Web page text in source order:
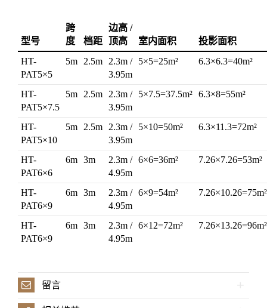
型号
跨
度
档距
边高 /
顶高
室内面积
投影面积
HT-
PAT5×5
5m 2.5m
2.3m /
3.95m
5×5=25m² 6.3×6.3=40m²
HT-
PAT5×7.5
5m 2.5m
2.3m /
3.95m
5×7.5=37.5m² 6.3×8=55m²
HT-
PAT5×10
5m 2.5m
2.3m /
3.95m
5×10=50m² 6.3×11.3=72m²
HT-
PAT6×6
6m 3m
2.3m /
4.95m
6×6=36m² 7.26×7.26=53m²
HT-
PAT6×9
6m 3m
2.3m /
4.95m
6×9=54m² 7.26×10.26=75m²
HT-
PAT6×9
6m 3m
2.3m /
4.95m
6×12=72m² 7.26×13.26=96m²
留言